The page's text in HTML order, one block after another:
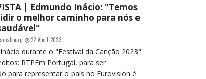
| Edmundo Inácio: "Temos
o melhor caminho para nós e
22 Abril 2023
durante o "Festival da Canção 2023"
RTPEm Portugal, para ser
para representar o país no Eurovision é